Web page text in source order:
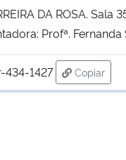
DA ROSA. Sala
Profª. Fernanda
1427
Copiar
para